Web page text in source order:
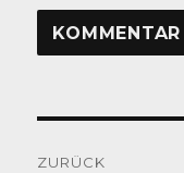
ZURÜCK